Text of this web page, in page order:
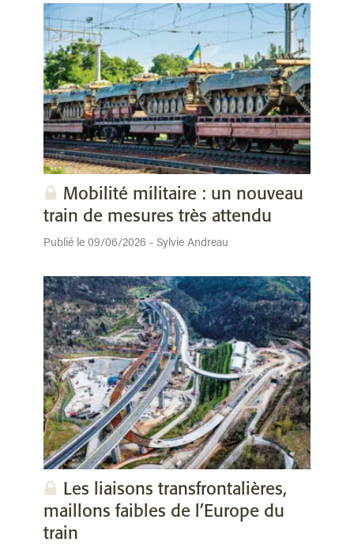
Mobilité militaire : un nouveau
train de mesures très attendu
Publié le 09/06/2026 - Sylvie Andreau
Les liaisons transfrontalières,
maillons faibles de l’Europe du
train